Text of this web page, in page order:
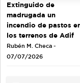
Extinguido de
madrugada un
incendio de pastos
los terrenos de Adif
Rubén M. Checa -
07/07/2026